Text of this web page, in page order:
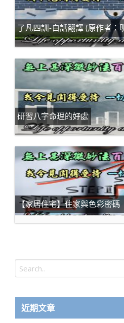
了凡四訓-白話翻譯 (原作者：
研習八字命理的好處
【家居住宅】住家與色彩密碼
近期文章